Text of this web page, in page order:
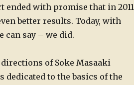
ended with promise that in 2011
better results. Today, with
can say – we did.
of Soke Masaaki
dedicated to the basics of the